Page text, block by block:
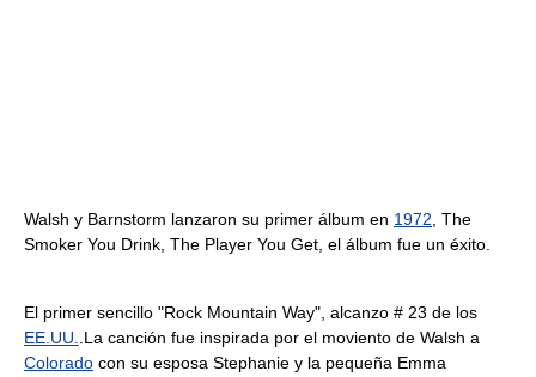
Walsh y Barnstorm lanzaron su primer álbum en 1972 , The
Smoker You Drink, The Player You Get, el álbum fue un éxito.
El primer sencillo "Rock Mountain Way", alcanzo # 23 de los
EE.UU.
.La canción fue inspirada por el moviento de Walsh a
Colorado con su esposa Stephanie y la pequeña Emma